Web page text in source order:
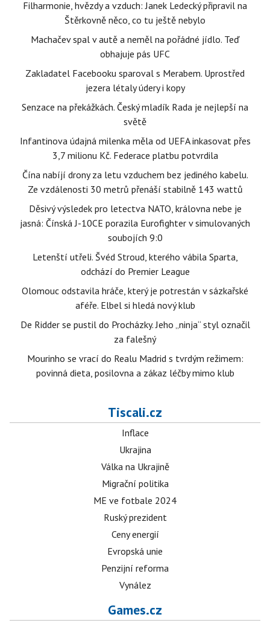
Filharmonie, hvězdy a vzduch: Janek Ledecký připravil na
Štěrkovně něco, co tu ještě nebylo
Machačev spal v autě a neměl na pořádné jídlo. Teď
obhajuje pás UFC
Zakladatel Facebooku sparoval s Merabem. Uprostřed
jezera létaly údery i kopy
Senzace na překážkách. Český mladík Rada je nejlepší na
světě
Infantinova údajná milenka měla od UEFA inkasovat přes
3,7 milionu Kč. Federace platbu potvrdila
Čína nabíjí drony za letu vzduchem bez jediného kabelu.
Ze vzdálenosti 30 metrů přenáší stabilně 143 wattů
Děsivý výsledek pro letectva NATO, královna nebe je
jasná: Čínská J-10CE porazila Eurofighter v simulovaných
soubojích 9:0
Letenští utřeli. Švéd Stroud, kterého vábila Sparta,
odchází do Premier League
Olomouc odstavila hráče, který je potrestán v sázkařské
aféře. Elbel si hledá nový klub
De Ridder se pustil do Procházky. Jeho „ninja“ styl označil
za falešný
Mourinho se vrací do Realu Madrid s tvrdým režimem:
povinná dieta, posilovna a zákaz léčby mimo klub
Tiscali.cz
Inflace
Ukrajina
Válka na Ukrajině
Migrační politika
ME ve fotbale 2024
Ruský prezident
Ceny energií
Evropská unie
Penzijní reforma
Vynález
Games.cz